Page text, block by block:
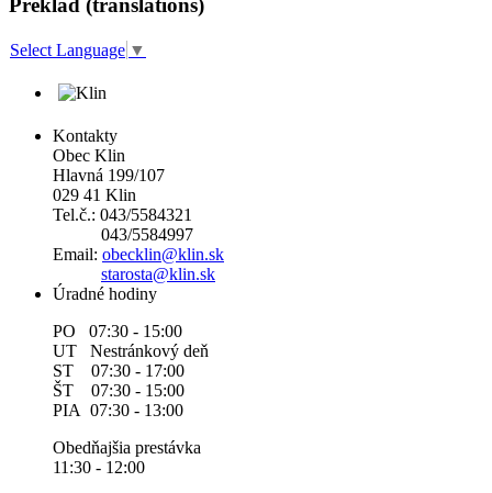
Preklad (translations)
Select Language ▼
Kontakty
Obec Klin
Hlavná 199/107
029 41 Klin
Tel.č.: 043/5584321
043/5584997
Email: obecklin@klin.sk
starosta@klin.sk
Úradné hodiny
PO 07:30 - 15:00
UT Nestránkový deň
ST 07:30 - 17:00
ŠT 07:30 - 15:00
PIA 07:30 - 13:00
Obedňajšia prestávka
11:30 - 12:00